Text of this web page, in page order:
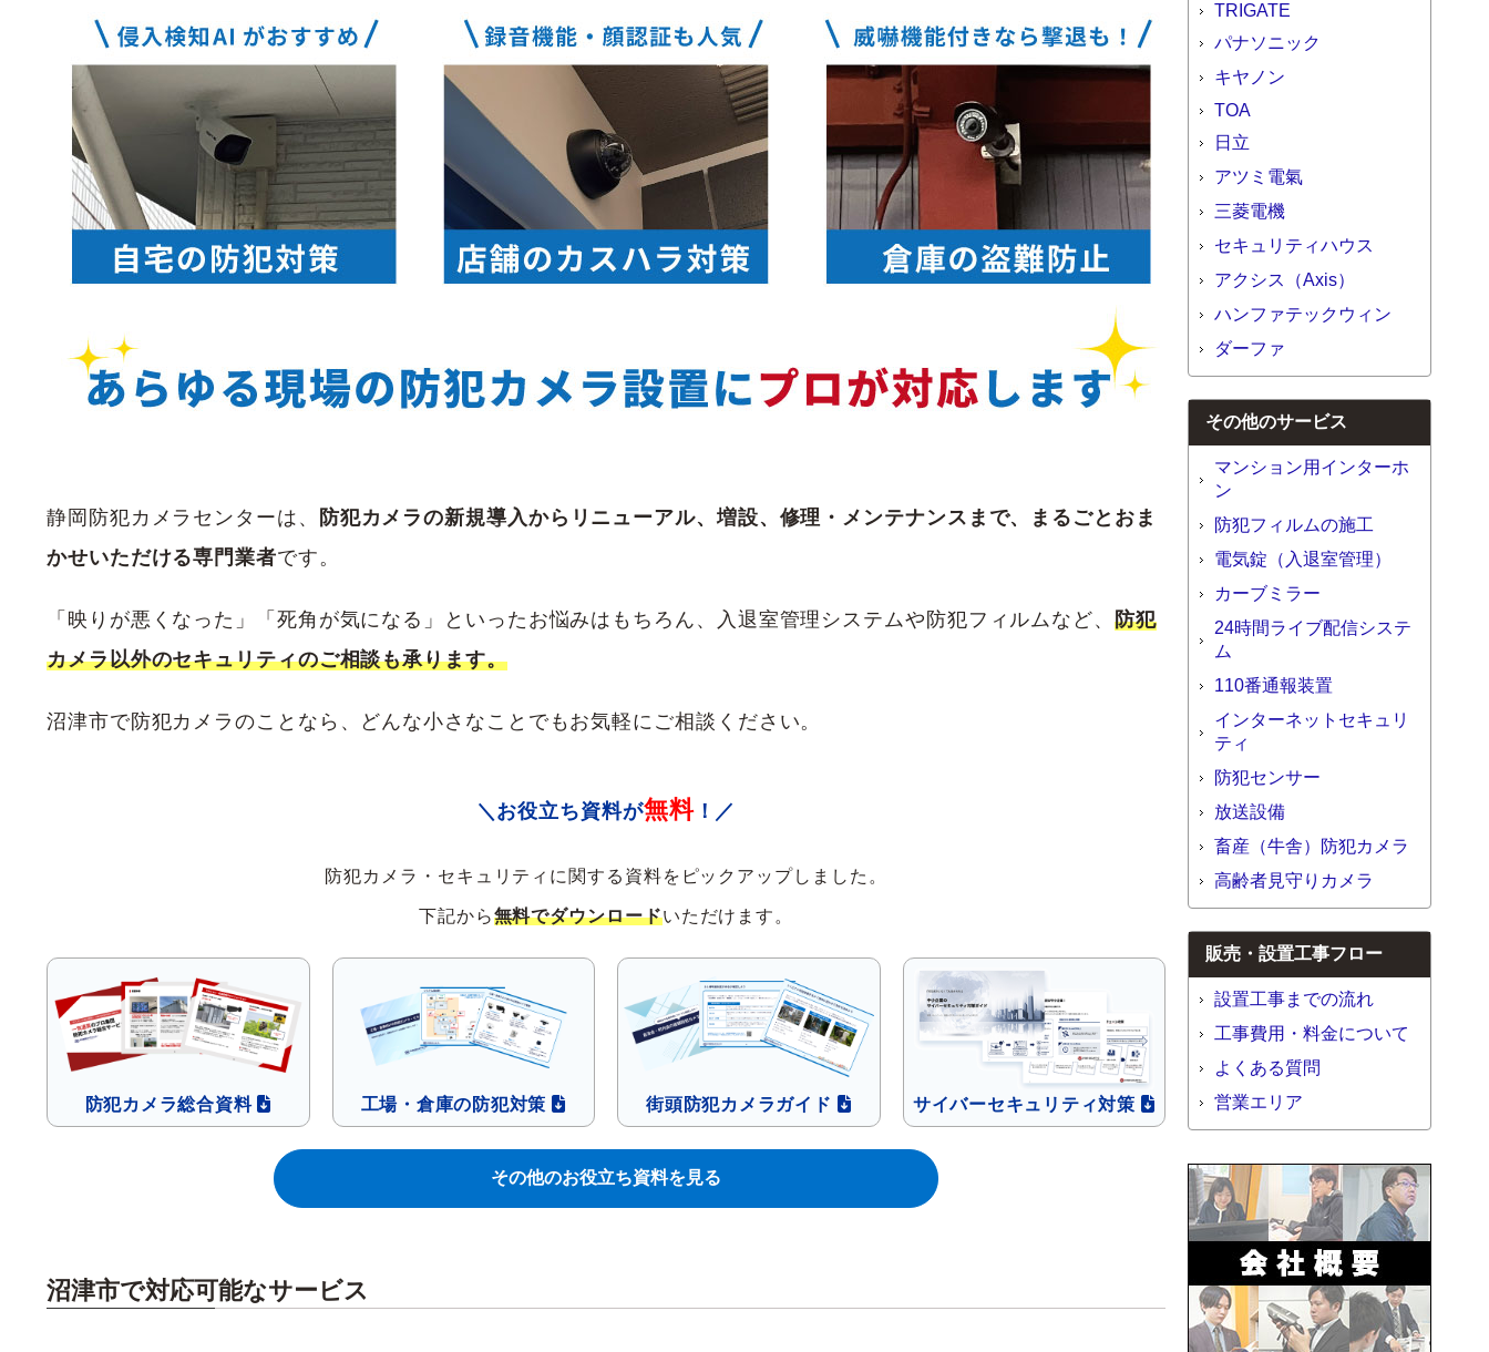
静岡防犯カメラセンターは、
防犯カメラの新規導入からリニューアル、増設、修理・メンテナンスまで、まるごとおま
かせいただける専門業者です。
「映りが悪くなった」「死角が気になる」といったお悩みはもちろん、入退室管理システムや防犯フィルムなど、 防犯
カメラ以外のセキュリティのご相談も承ります。
沼津市で防犯カメラのことなら、どんな小さなことでもお気軽にご相談ください。
＼お役立ち資料が無料！／
防犯カメラ・セキュリティに関する資料を ピックアップしました。
下記から無料でダウンロードいただけます。
防犯カメラ総合資料 工場・倉庫の 防犯対策 街頭防犯カメラ ガイド サイバーセキュリティ対策
その他のお役立ち資料を見る
沼津市で対応可能なサービス
TRIGATE
パナソニック
キヤノン
TOA
日立
アツミ電氣
三菱電機
セキュリティハウス
アクシス（Axis）
ハンファテックウィン
ダーファ
その他のサービス
マンション用インターホ
ン
防犯フィルムの施工
電気錠（入退室管理）
カーブミラー
24時間ライブ配信システ
ム
110番通報装置
インターネットセキュリ
ティ
防犯センサー
放送設備
畜産（牛舎）防犯カメラ
高齢者見守りカメラ
販売・設置工事フロー
設置工事までの流れ
工事費用・料金について
よくある質問
営業エリア